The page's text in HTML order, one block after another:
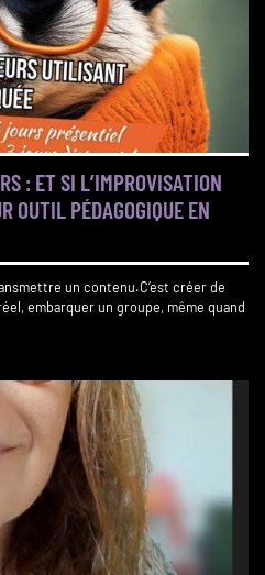
: ET SI L’IMPROVISATION
OUTIL PÉDAGOGIQUE EN
un contenu.C’est créer de
embarquer un groupe, même quand